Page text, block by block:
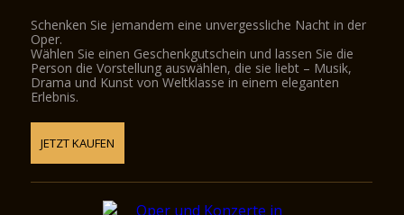
Schenken Sie jemandem eine unvergessliche Nacht in der
Oper.
Wählen Sie einen Geschenkgutschein und lassen Sie die
Person die Vorstellung auswählen, die sie liebt – Musik,
Drama und Kunst von Weltklasse in einem eleganten
Erlebnis.
JETZT KAUFEN